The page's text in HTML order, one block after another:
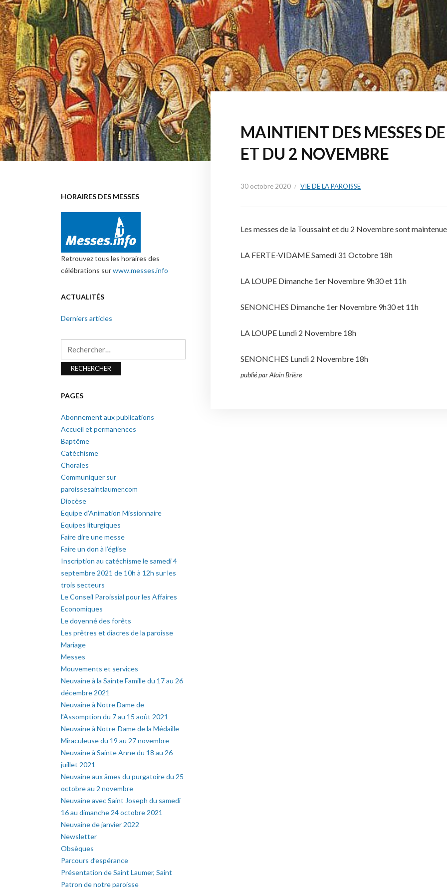
MAINTIENT DES MESSES
ET DU 2 NOVEMBRE
30 octobre 2020 VIE DE LA PAROISSE
Les messes de la Toussaint et du 2 Novembre sont
LA FERTE-VIDAME Samedi 31 Octobre 18h
LA LOUPE Dimanche 1er Novembre 9h30 et 11h
SENONCHES Dimanche 1er Novembre 9h30 et 11h
LA LOUPE Lundi 2 Novembre 18h
SENONCHES Lundi 2 Novembre 18h
publié par Alain Brière
HORAIRES DES MESSES
Retrouvez tous les horaires des
célébrations surwww.messes.info
ACTUALITÉS
Derniers articles
PAGES
Abonnement aux publications
Accueil et permanences
Baptême
Catéchisme
Chorales
Communiquer sur
paroissesaintlaumer.com
Diocèse
Equipe d’Animation Missionnaire
Equipes liturgiques
Faire dire une messe
Faire un don à l’église
Inscription au catéchisme le samedi 4
septembre 2021 de 10h à 12h sur les
trois secteurs
Le Conseil Paroissial pour les Affaires
Economiques
Le doyenné des forêts
Les prêtres et diacres de la paroisse
Mariage
Messes
Mouvements et services
Neuvaine à la Sainte Famille du 17 au 26
décembre 2021
Neuvaine à Notre Dame de
l’Assomption du 7 au 15 août 2021
Neuvaine à Notre-Dame de la Médaille
Miraculeuse du 19 au 27 novembre
Neuvaine à Sainte Anne du 18 au 26
juillet 2021
Neuvaine aux âmes du purgatoire du 25
octobre au 2 novembre
Neuvaine avec Saint Joseph du samedi
16 au dimanche 24 octobre 2021
Neuvaine de janvier 2022
Newsletter
Obsèques
Parcours d’espérance
Présentation de Saint Laumer, Saint
Patron de notre paroisse